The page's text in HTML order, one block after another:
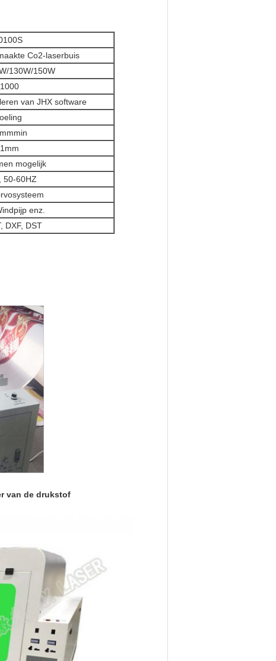
Co2-laserbuis
130W/150W
van JHX software
mogelijk
50-60HZ
enz.
DXF, DST
van de drukstof